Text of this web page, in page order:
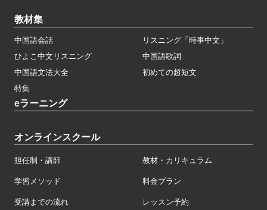
教材集
中国語会話
リスニング「時事中文」
ひよこ中文リスニング
中国語歌詞
中国語文法大全
初めての超短文
特集
eラーニング
オンラインスクール
担任制・講師 教材・カリキュラム
学習メソッド 料金プラン
受講までの流れ レッスン予約